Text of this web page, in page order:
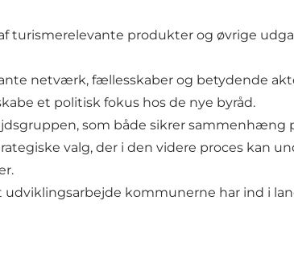
turismerelevante produkter og øvrige
netværk, fællesskaber og betydende
et politisk fokus hos de nye byråd.
som både sikrer sammenhæng
valg, der i den videre proces kan
kommunerne har ind i